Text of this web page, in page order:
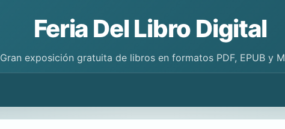
Feria Del Libro Digital
Gran exposición gratuita de libros en formatos PDF, EPUB y